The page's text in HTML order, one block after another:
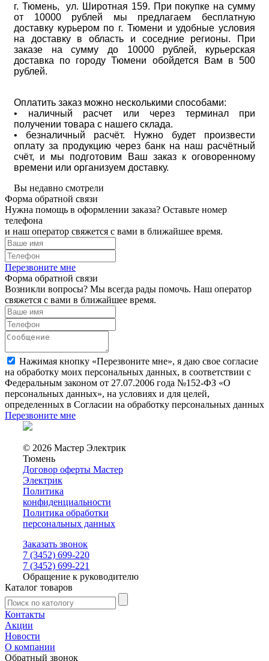
г. Тюмень, ул. Широтная 159. При покупке на сумму
от 10000 рублей мы предлагаем бесплатную
доставку курьером по г. Тюмени и удобные условия
на доставку в область и соседние регионы. При
заказе на сумму до 10000 рублей, курьерская
доставка по городу Тюмени обойдется Вам в 500
рублей.
Оплатить заказ можно несколькими способами:
• наличный расчет или через терминал при
получении товара с нашего склада.
• безналичный расчёт. Нужно будет произвести
оплату за продукцию через банк на наш расчётный
счёт, и мы подготовим Ваш заказ к оговоренному
времени или организуем доставку.
Вы недавно смотрели
Форма обратной связи
Нужна помощь в оформлении заказа? Оставьте номер
телефона
и наш оператор свяжется с вами в ближайшее время.
Перезвоните мне
Форма обратной связи
Возникли вопросы? Мы всегда рады помочь. Наш оператор
свяжется с вами в ближайшее время.
Нажимая кнопку «Перезвоните мне», я даю свое согласие
на обработку моих персональных данных, в соответствии с
Федеральным законом от 27.07.2006 года №152-ФЗ «О
персональных данных», на условиях и для целей,
определенных в Согласии на обработку персональных данных
Перезвоните мне
© 2026 Мастер Электрик
Тюмень
Договор оферты Мастер
Электрик
Политика
конфиденциальности
Политика обработки
персональных данных
Заказать звонок
7 (3452) 699-220
7 (3452) 699-221
Обращение к руководителю
Каталог товаров
Контакты
Акции
Новости
О компании
Обратный звонок